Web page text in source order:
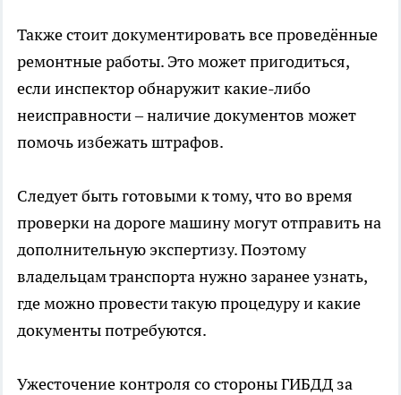
Также стоит документировать все проведённые
ремонтные работы. Это может пригодиться,
если инспектор обнаружит какие-либо
неисправности – наличие документов может
помочь избежать штрафов.
Следует быть готовыми к тому, что во время
проверки на дороге машину могут отправить на
дополнительную экспертизу. Поэтому
владельцам транспорта нужно заранее узнать,
где можно провести такую процедуру и какие
документы потребуются.
Ужесточение контроля со стороны ГИБДД за